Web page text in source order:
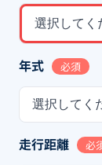
選択してく
年式 必須
選択してく
走行距離 必